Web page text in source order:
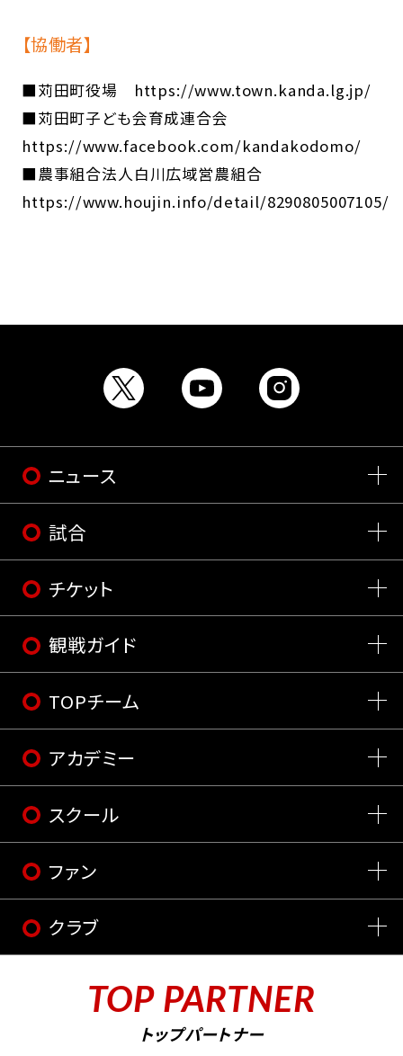
【協働者】
■苅田町役場 https://www.town.kanda.lg.jp/
■苅田町子ども会育成連合会
https://www.facebook.com/kandakodomo/
■農事組合法人白川広域営農組合
https://www.houjin.info/detail/8290805007105/
ニュース
試合
チケット
観戦ガイド
TOPチーム
アカデミー
スクール
ファン
クラブ
TOP PARTNER
トップパートナー